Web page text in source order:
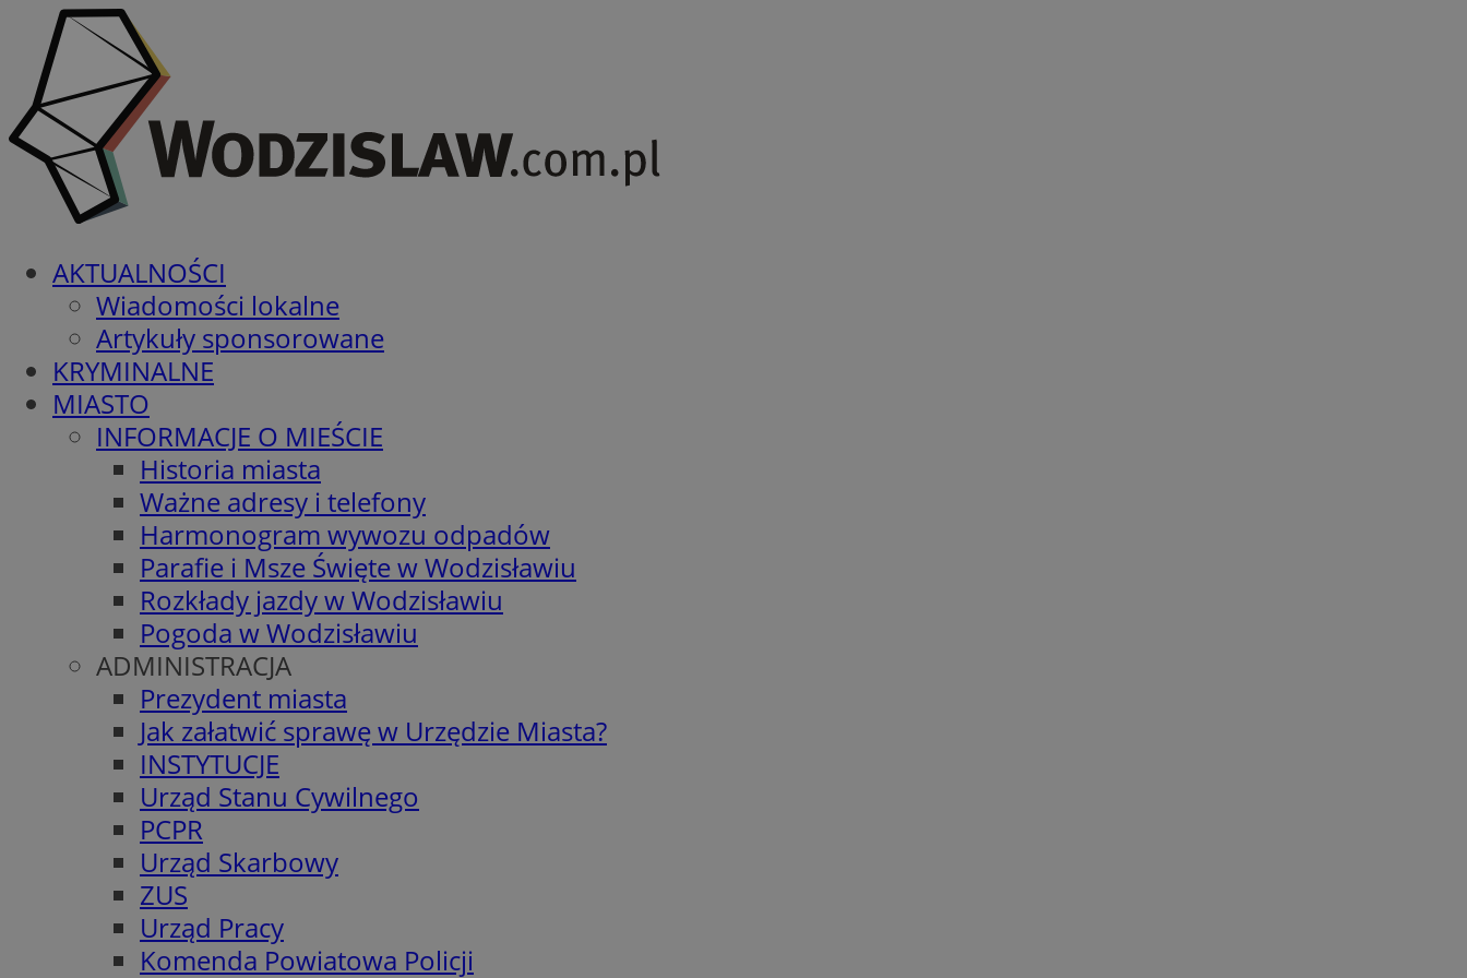
AKTUALNOŚCI
Wiadomości lokalne
Artykuły sponsorowane
KRYMINALNE
MIASTO
INFORMACJE O MIEŚCIE
Historia miasta
Ważne adresy i telefony
Harmonogram wywozu odpadów
Parafie i Msze Święte w Wodzisławiu
Rozkłady jazdy w Wodzisławiu
Pogoda w Wodzisławiu
ADMINISTRACJA
Prezydent miasta
Jak załatwić sprawę w Urzędzie Miasta?
INSTYTUCJE
Urząd Stanu Cywilnego
PCPR
Urząd Skarbowy
ZUS
Urząd Pracy
Komenda Powiatowa Policji